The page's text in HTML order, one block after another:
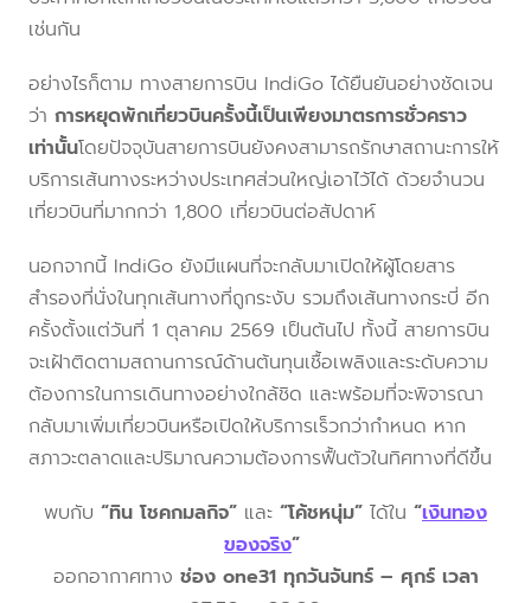
เช่นกัน
อย่างไรก็ตาม ทางสายการบิน IndiGo ได้ยืนยันอย่างชัดเจน
ว่า การหยุดพักเที่ยวบินครั้งนี้เป็นเพียงมาตรการชั่วคราว
เท่านั้นโดยปัจจุบันสายการบินยังคงสามารถรักษาสถานะการให้
บริการเส้นทางระหว่างประเทศส่วนใหญ่เอาไว้ได้ ด้วยจำนวน
เที่ยวบินที่มากกว่า 1,800 เที่ยวบินต่อสัปดาห์
นอกจากนี้ IndiGo ยังมีแผนที่จะกลับมาเปิดให้ผู้โดยสาร
สำรองที่นั่งในทุกเส้นทางที่ถูกระงับ รวมถึงเส้นทางกระบี่ อีก
ครั้งตั้งแต่วันที่ 1 ตุลาคม 2569 เป็นต้นไป ทั้งนี้ สายการบิน
จะเฝ้าติดตามสถานการณ์ด้านต้นทุนเชื้อเพลิงและระดับความ
ต้องการในการเดินทางอย่างใกล้ชิด และพร้อมที่จะพิจารณา
กลับมาเพิ่มเที่ยวบินหรือเปิดให้บริการเร็วกว่ากำหนด หาก
สภาวะตลาดและปริมาณความต้องการฟื้นตัวในทิศทางที่ดีขึ้น
พบกับ “ทิน โชคกมลกิจ” และ “โค้ชหนุ่ม” ได้ใน “เงินทอง
ของจริง”
ออกอากาศทาง ช่อง one31 ทุกวันจันทร์ – ศุกร์ เวลา